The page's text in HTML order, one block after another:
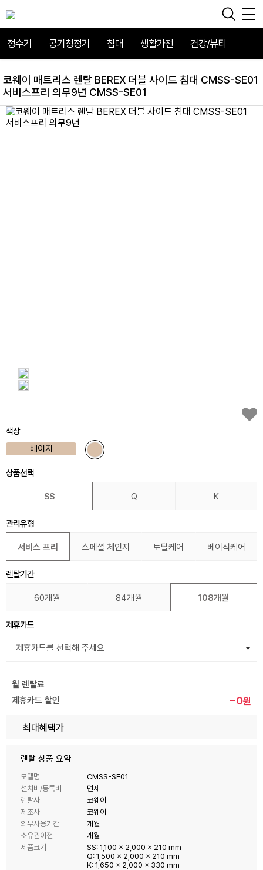
정수기 공기청정기 침대 생활가전 건강/뷰티
코웨이 매트리스 렌탈 BEREX 더블 사이드 침대 CMSS-SE01
서비스프리 의무9년 CMSS-SE01
색상
베이지
상품선택
SS Q K
관리유형
서비스 프리 스페셜 체인지 토탈케어 베이직케어
렌탈기간
60개월 84개월 108개월
제휴카드
월 렌탈료
제휴카드 할인
0원
최대혜택가
렌탈 상품 요약
모델명
CMSS-SE01
설치비/등록비
면제
렌탈사
코웨이
제조사
코웨이
의무사용기간
개월
소유권이전
개월
제품크기
SS: 1,100 x 2,000 x 210 mm
Q: 1,500 x 2,000 x 210 mm
K: 1,650 x 2,000 x 330 mm